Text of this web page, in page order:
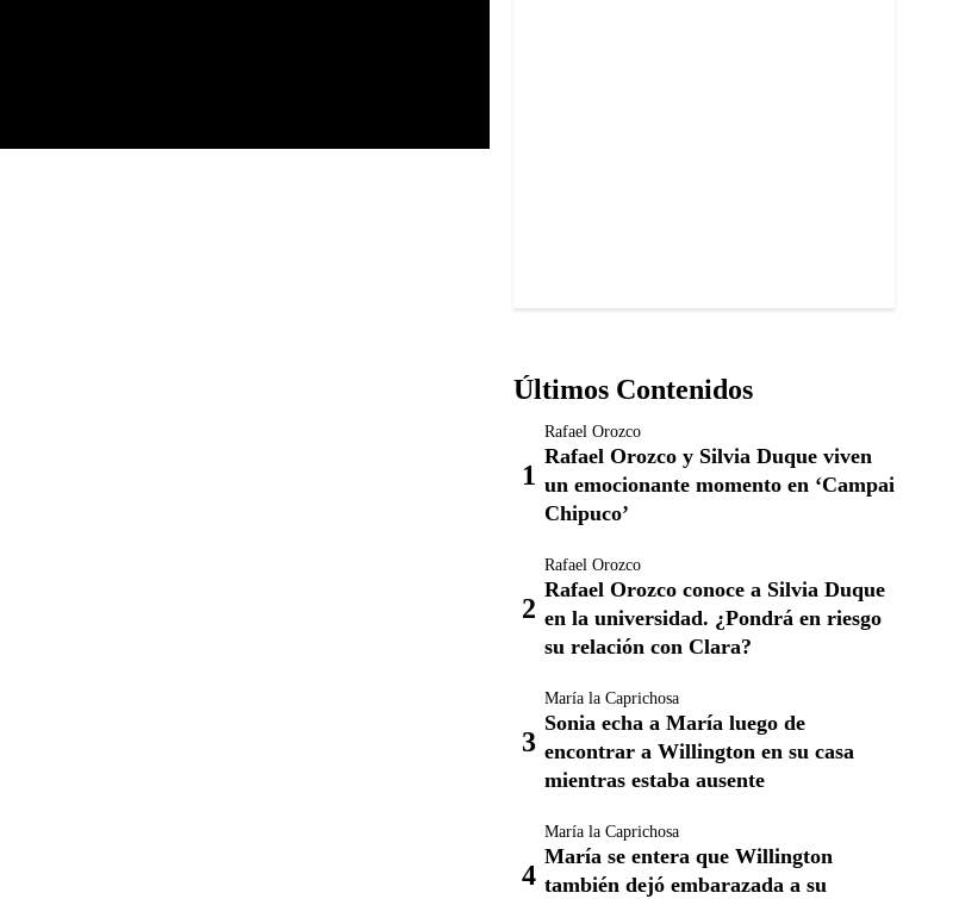
Últimos Contenidos
Rafael Orozco
Rafael Orozco y Silvia Duque viven
un emocionante momento en ‘Campai
Chipuco’
Rafael Orozco
Rafael Orozco conoce a Silvia Duque
en la universidad. ¿Pondrá en riesgo
su relación con Clara?
María la Caprichosa
Sonia echa a María luego de
encontrar a Willington en su casa
mientras estaba ausente
María la Caprichosa
María se entera que Willington
también dejó embarazada a su